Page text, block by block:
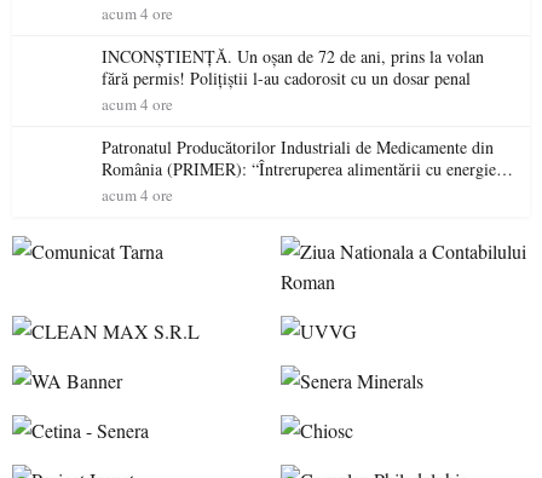
acum 4 ore
INCONȘTIENȚĂ. Un oșan de 72 de ani, prins la volan
fără permis! Polițiștii l-au cadorosit cu un dosar penal
acum 4 ore
Patronatul Producătorilor Industriali de Medicamente din
România (PRIMER): “Întreruperea alimentării cu energie
electrică a fabricilor de medicamente va pune în pericol
acum 4 ore